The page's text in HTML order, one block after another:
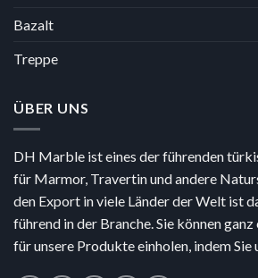
Bazalt
Treppe
ÜBER UNS
DH Marble ist eines der führenden
für Marmor, Travertin und andere
den Export in viele Länder der Welt ist
führend in der Branche. Sie können
für unsere Produkte einholen, indem